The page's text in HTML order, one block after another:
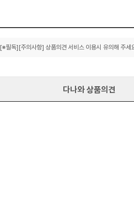
[※필독][주의사항] 상품의견 서비스 이용시 유의해 주세
다나와 상품의견